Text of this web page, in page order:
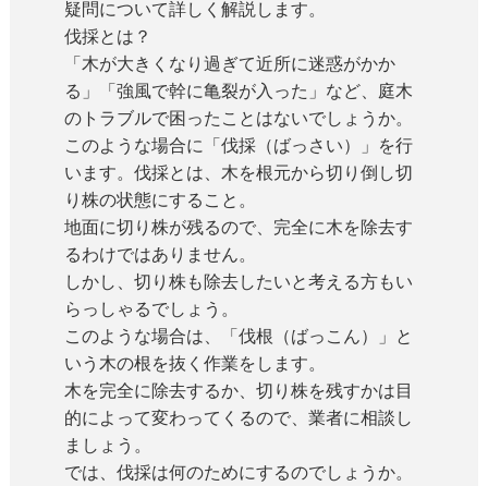
疑問について詳しく解説します。
伐採とは？
「木が大きくなり過ぎて近所に迷惑がかか
る」「強風で幹に亀裂が入った」など、庭木
のトラブルで困ったことはないでしょうか。
このような場合に「伐採（ばっさい）」を行
います。伐採とは、木を根元から切り倒し切
り株の状態にすること。
地面に切り株が残るので、完全に木を除去す
るわけではありません。
しかし、切り株も除去したいと考える方もい
らっしゃるでしょう。
このような場合は、「伐根（ばっこん）」と
いう木の根を抜く作業をします。
木を完全に除去するか、切り株を残すかは目
的によって変わってくるので、業者に相談し
ましょう。
では、伐採は何のためにするのでしょうか。